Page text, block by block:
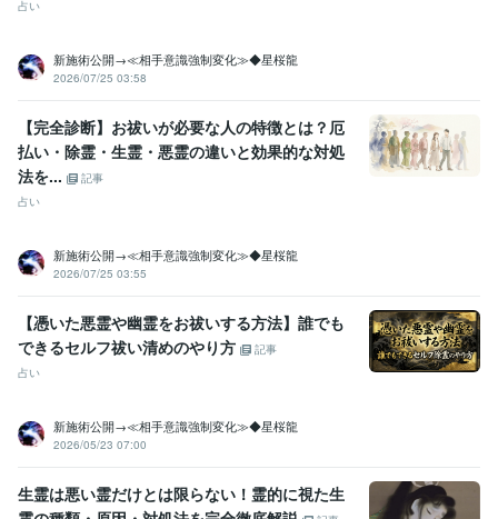
成就の現実実現 ~波動修正～
資格・検定
認定スピリチュアルカウンセラー 取得年 : 2003年
認定レイキヒーラー 取得年 : 2004年
認定レイキティーチャー 取得年 : 2005年
メンタル心理カウンセラー 取得年 : 2007年
認定心理士
Git:1年
Excel:5年Word:5年
得意分野
占い
職場 当たる 異性
子宝 妊娠 妊活
宝くじ 運気
運命の人 霊視占い
悩み相談・カウンセリング 霊視、スピリチュアル、占い、波動修正
占い 霊視 スピリチュアル お祓い 波動修正 祈祷 金運
恋愛
仕事占い
ヒーリング
占い
新施術公開→≪相手意識強制変化≫◆星桜龍
2026/07/25 03:58
【完全診断】お祓いが必要な人の特徴とは？厄
払い・除霊・生霊・悪霊の違いと効果的な対処
法を...
記事
占い
新施術公開→≪相手意識強制変化≫◆星桜龍
2026/07/25 03:55
【憑いた悪霊や幽霊をお祓いする方法】誰でも
できるセルフ祓い清めのやり方
記事
占い
新施術公開→≪相手意識強制変化≫◆星桜龍
2026/05/23 07:00
生霊は悪い霊だけとは限らない！霊的に視た生